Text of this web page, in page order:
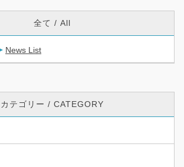
全て / All
News List
カテゴリー / CATEGORY